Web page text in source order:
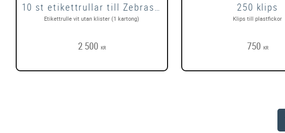
10 st etikettrullar till Zebraskrivare
Etikettrulle vit utan klister (1 kartong)
2 500 KR
250 klips
Klips till plastfickor
750 KR